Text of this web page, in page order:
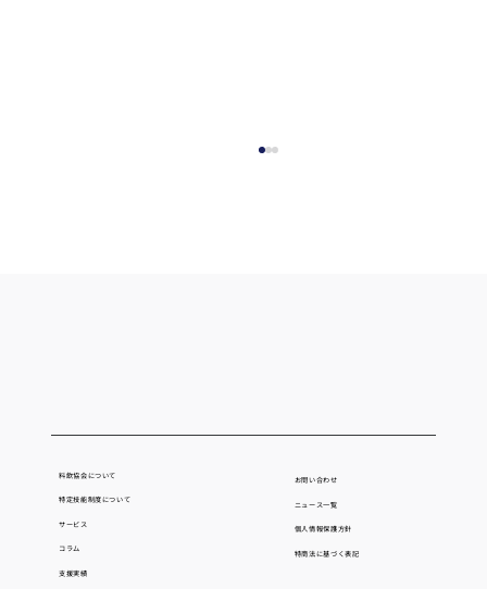
セミナー」1月26日より申込み受付開始
料飲協会について
特定技能制度について
サービス
コラム
支援実績
お問い合わせ
ニュース一覧
個人情報保護方針
​特商法に基づく表記